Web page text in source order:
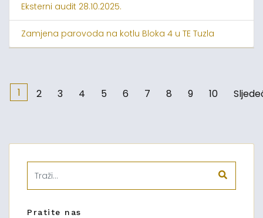
Eksterni audit 28.10.2025.
Zamjena parovoda na kotlu Bloka 4 u TE Tuzla
1 2 3 4 5 6 7 8 9 10
Pratite nas